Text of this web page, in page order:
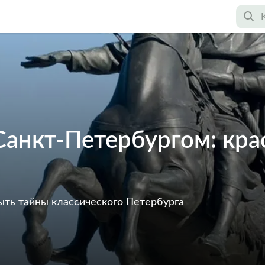
Петербургом:
тайны классического Петербурга